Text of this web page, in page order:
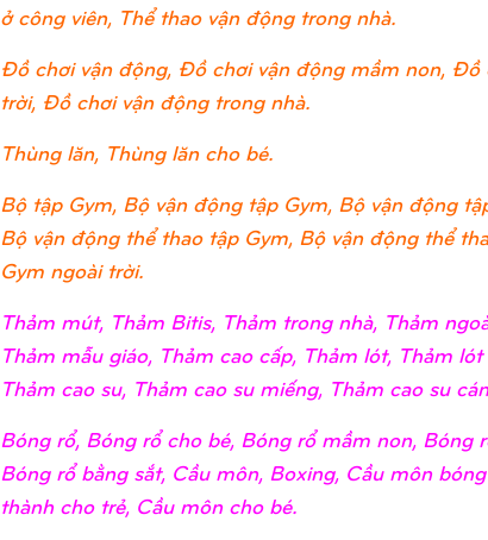
ở công viên, Thể thao vận động trong nhà.
Đồ chơi vận động, Đồ chơi vận động mầm non,
trời, Đồ chơi vận động trong nhà.
Thùng lăn, Thùng lăn cho bé.
Bộ tập Gym, Bộ vận động tập Gym, Bộ vận động
Bộ vận động thể thao tập Gym, Bộ vận động thể
Gym ngoài trời.
Thảm mút, Thảm Bitis, Thảm trong nhà, Thảm
Thảm mẫu giáo, Thảm cao cấp, Thảm lót, Thảm
Thảm cao su, Thảm cao su miếng, Thảm cao su
Bóng rổ, Bóng rổ cho bé, Bóng rổ mầm non, Bóng
Bóng rổ bằng sắt, Cầu môn, Boxing, Cầu môn
thành cho trẻ, Cầu môn cho bé.